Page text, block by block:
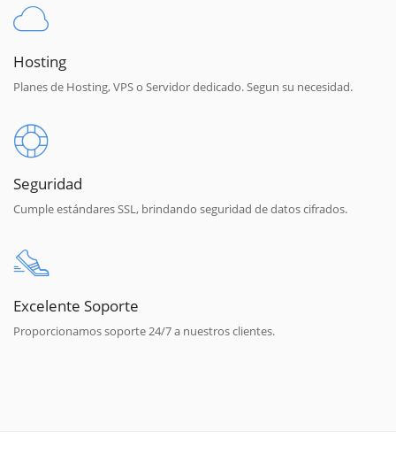
Hosting
Planes de Hosting, VPS o Servidor dedicado. Segun su necesidad.
Seguridad
Cumple estándares SSL, brindando seguridad de datos cifrados.
Excelente Soporte
Proporcionamos soporte 24/7 a nuestros clientes.